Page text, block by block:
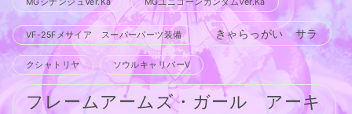
MGシナンジュVer.Ka MGユニコーンガンダムVer.Ka
VF-25Fメサイア スーパーパーツ装備 きゃらっがい サラ
クシャトリヤ ソウルキャリバーV
フレームアームズ・ガール アーキ